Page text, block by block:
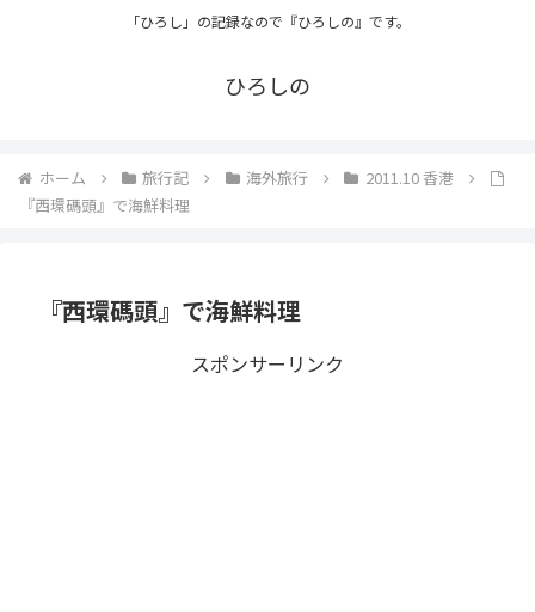
「ひろし」の記録なので『ひろしの』です。
ひろしの
ホーム 旅行記 海外旅行
2011.10 香港
『西環碼頭』で海鮮料理
『西環碼頭』で海鮮料理
スポンサーリンク